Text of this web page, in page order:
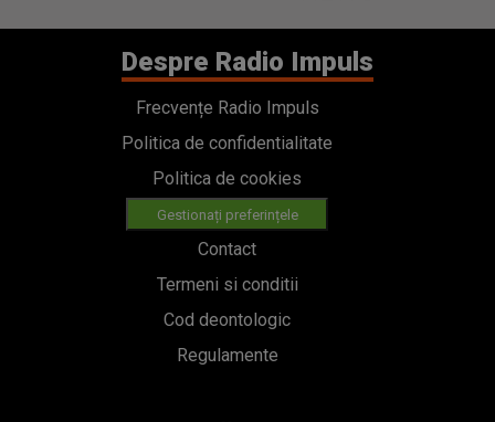
Despre Radio Impuls
Frecvențe Radio Impuls
Politica de confidentialitate
Politica de cookies
Gestionați preferințele
Contact
Termeni si conditii
Cod deontologic
Regulamente